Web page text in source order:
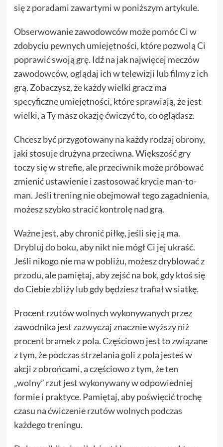
się z poradami zawartymi w poniższym artykule.
Obserwowanie zawodowców może pomóc Ci w
zdobyciu pewnych umiejętności, które pozwolą Ci
poprawić swoją grę. Idź na jak najwięcej meczów
zawodowców, oglądaj ich w telewizji lub filmy z ich
grą. Zobaczysz, że każdy wielki gracz ma
specyficzne umiejętności, które sprawiają, że jest
wielki, a Ty masz okazję ćwiczyć to, co oglądasz.
Chcesz być przygotowany na każdy rodzaj obrony,
jaki stosuje drużyna przeciwna. Większość gry
toczy się w strefie, ale przeciwnik może próbować
zmienić ustawienie i zastosować krycie man-to-
man. Jeśli trening nie obejmował tego zagadnienia,
możesz szybko stracić kontrolę nad grą.
Ważne jest, aby chronić piłkę, jeśli się ją ma.
Drybluj do boku, aby nikt nie mógł Ci jej ukraść.
Jeśli nikogo nie ma w pobliżu, możesz dryblować z
przodu, ale pamiętaj, aby zejść na bok, gdy ktoś się
do Ciebie zbliży lub gdy będziesz trafiał w siatkę.
Procent rzutów wolnych wykonywanych przez
zawodnika jest zazwyczaj znacznie wyższy niż
procent bramek z pola. Częściowo jest to związane
z tym, że podczas strzelania goli z pola jesteś w
akcji z obrońcami, a częściowo z tym, że ten
„wolny” rzut jest wykonywany w odpowiedniej
formie i praktyce. Pamiętaj, aby poświęcić trochę
czasu na ćwiczenie rzutów wolnych podczas
każdego treningu.